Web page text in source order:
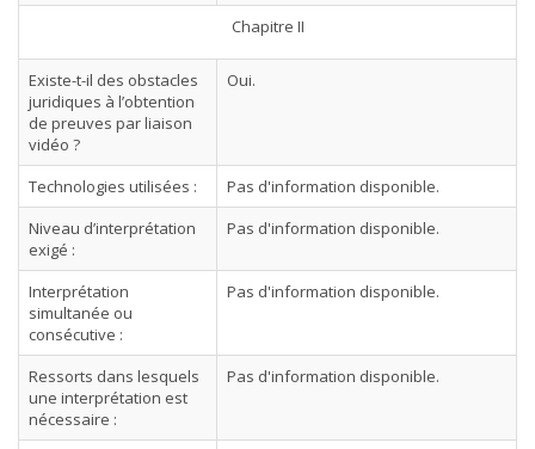
Chapitre II
Existe-t-il des obstacles
juridiques à l’obtention
de preuves par liaison
vidéo ?
Oui.
Technologies utilisées :
Pas d'information disponible.
Niveau d’interprétation
exigé :
Pas d'information disponible.
Interprétation
simultanée ou
consécutive :
Pas d'information disponible.
Ressorts dans lesquels
une interprétation est
nécessaire :
Pas d'information disponible.